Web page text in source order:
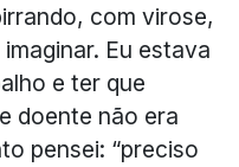
com virose,
Eu estava
e ter que
doente não era
pensei: “preciso